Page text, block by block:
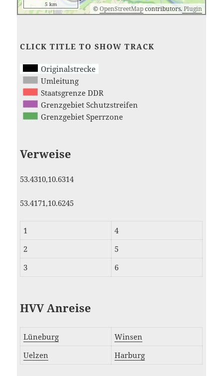
©OpenStreetMapcontributors.Plugin
5 km
CLICK TITLE TO SHOW TRACK
Originalstrecke
Umleitung
Staatsgrenze DDR
Grenzgebiet Schutzstreifen
Grenzgebiet Sperrzone
Verweise
53.4310,10.6314
53.4171,10.6245
1
4
2
5
3
6
HVV Anreise
Lüneburg
Winsen
Uelzen
Harburg